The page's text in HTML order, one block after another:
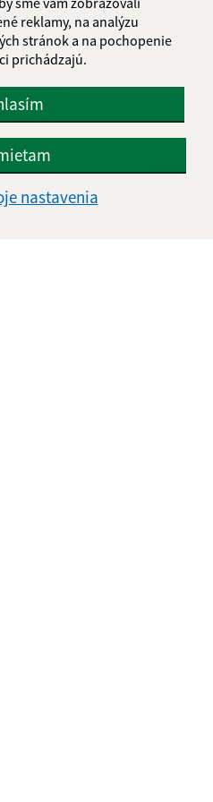
reklamy, na analýzu
stránok a na pochopenie
prichádzajú.
nastavenia
Fintice